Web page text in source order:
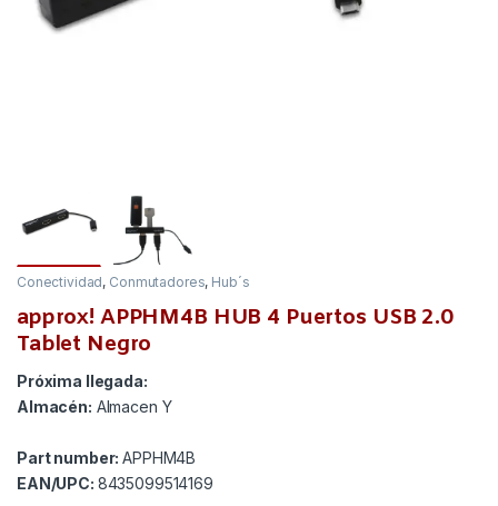
Conectividad, Conmutadores, Hub´s
approx! APPHM4B HUB 4 Puertos USB 2.0
Tablet Negro
Próxima llegada:
Almacén: Almacen Y
Part number:APPHM4B
EAN/UPC: 8435099514169